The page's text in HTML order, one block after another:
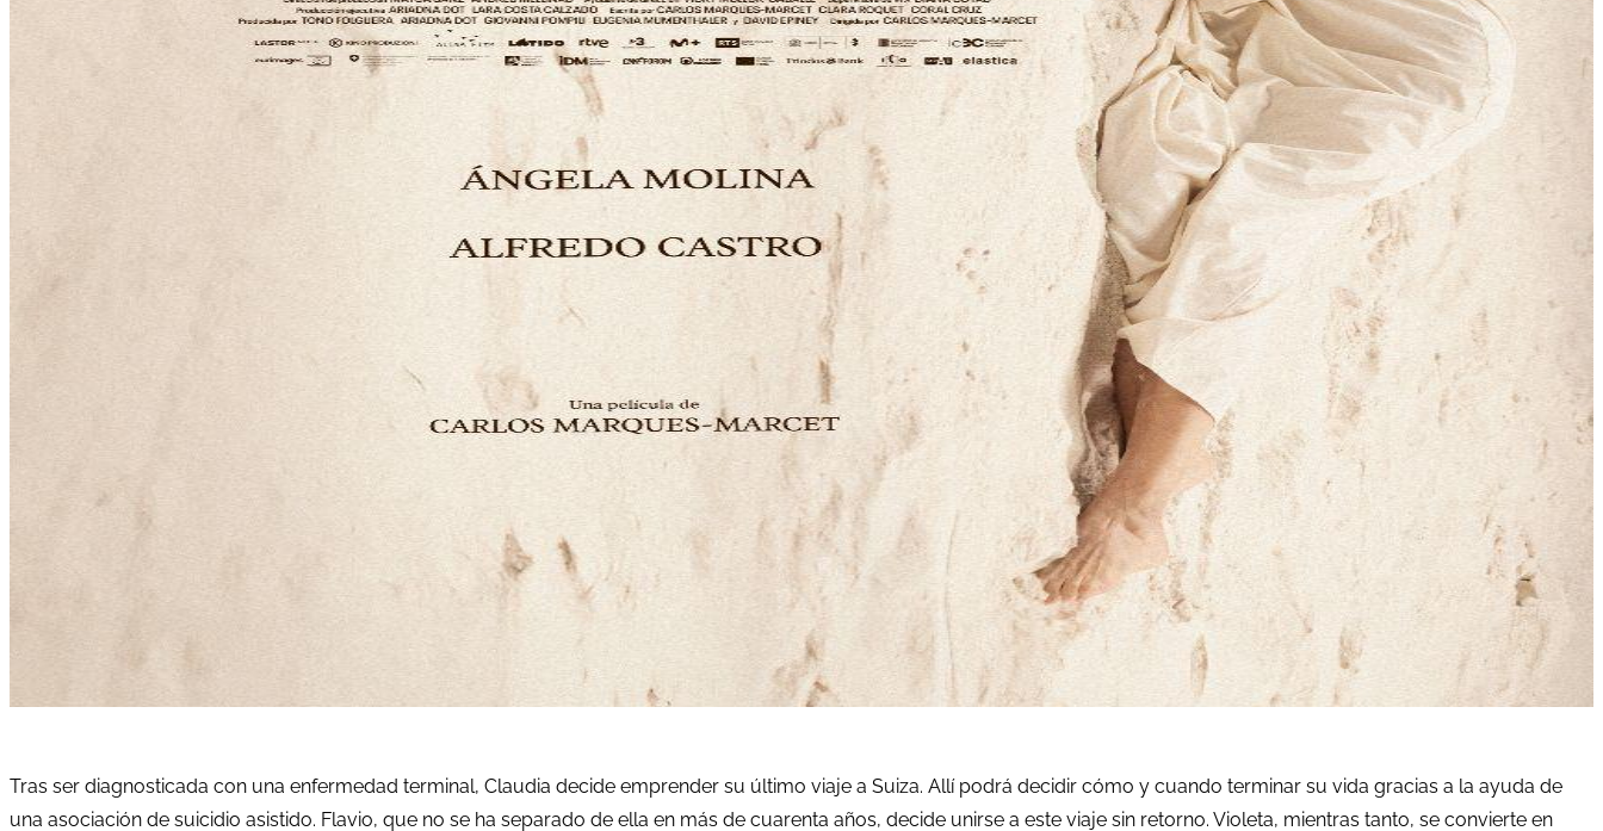
Tras ser diagnosticada con una enfermedad terminal, Claudia decide emprender su último viaje a Suiza. Allí podrá decidir cómo y cuando terminar su vida gracias a la ayuda de
una asociación de suicidio asistido. Flavio, que no se ha separado de ella en más de cuarenta años, decide unirse a este viaje sin retorno. Violeta, mientras tanto, se convierte en